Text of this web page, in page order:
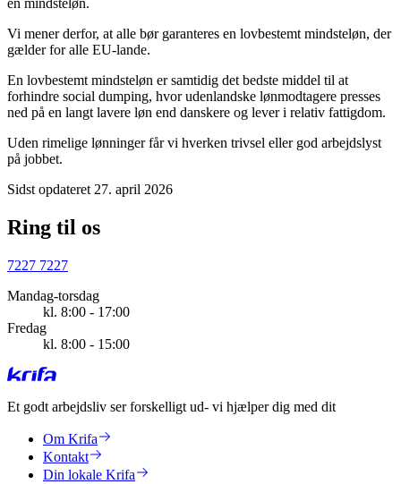
Vi mener derfor, at alle bør garanteres en lovbestemt mindsteløn, der
gælder for alle EU-lande.
En lovbestemt mindsteløn er samtidig det bedste middel til at
forhindre social dumping, hvor udenlandske lønmodtagere presses
ned på en langt lavere løn end danskere og lever i relativ fattigdom.
Uden rimelige lønninger får vi hverken trivsel eller god arbejdslyst
på jobbet.
Sidst opdateret 27. april 2026
Ring til os
7227 7227
Mandag-torsdag
kl. 8:00 - 17:00
Fredag
kl. 8:00 - 15:00
Et godt arbejdsliv ser forskelligt ud- vi hjælper dig med dit
Om Krifa
Kontakt
Din lokale Krifa